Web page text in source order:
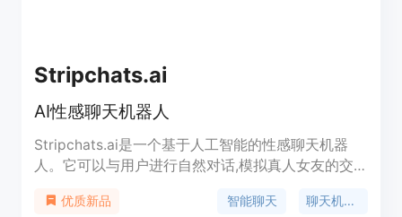
Stripchats.ai
AI性感聊天机器人
Stripchats.ai是一个基于人工智能的性感聊天机器
人。它可以与用户进行自然对话,模拟真人女友的交
定制等。优势是 RESPONSE 24小时在线,支持文字和
优质新品 智能聊天 聊天机器人